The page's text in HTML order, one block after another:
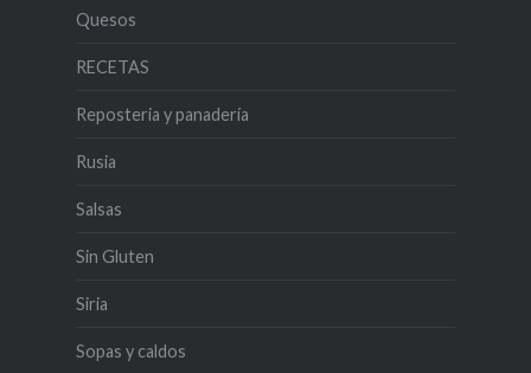
Quesos
RECETAS
Reposteria y panadería
Rusia
Salsas
Sin Gluten
Siria
Sopas y caldos